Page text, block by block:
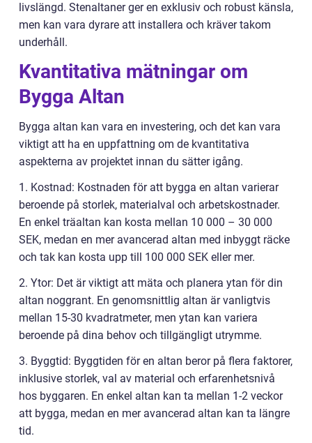
livslängd. Stenaltaner ger en exklusiv och robust känsla,
men kan vara dyrare att installera och kräver takom
underhåll.
Kvantitativa mätningar om
Bygga Altan
Bygga altan kan vara en investering, och det kan vara
viktigt att ha en uppfattning om de kvantitativa
aspekterna av projektet innan du sätter igång.
1. Kostnad: Kostnaden för att bygga en altan varierar
beroende på storlek, materialval och arbetskostnader.
En enkel träaltan kan kosta mellan 10 000 – 30 000
SEK, medan en mer avancerad altan med inbyggt räcke
och tak kan kosta upp till 100 000 SEK eller mer.
2. Ytor: Det är viktigt att mäta och planera ytan för din
altan noggrant. En genomsnittlig altan är vanligtvis
mellan 15-30 kvadratmeter, men ytan kan variera
beroende på dina behov och tillgängligt utrymme.
3. Byggtid: Byggtiden för en altan beror på flera faktorer,
inklusive storlek, val av material och erfarenhetsnivå
hos byggaren. En enkel altan kan ta mellan 1-2 veckor
att bygga, medan en mer avancerad altan kan ta längre
tid.